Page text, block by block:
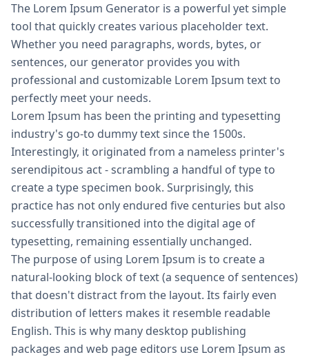
The Lorem Ipsum Generator is a powerful yet simple
tool that quickly creates various placeholder text.
Whether you need paragraphs, words, bytes, or
sentences, our generator provides you with
professional and customizable Lorem Ipsum text to
perfectly meet your needs.
Lorem Ipsum has been the printing and typesetting
industry's go-to dummy text since the 1500s.
Interestingly, it originated from a nameless printer's
serendipitous act - scrambling a handful of type to
create a type specimen book. Surprisingly, this
practice has not only endured five centuries but also
successfully transitioned into the digital age of
typesetting, remaining essentially unchanged.
The purpose of using Lorem Ipsum is to create a
natural-looking block of text (a sequence of sentences)
that doesn't distract from the layout. Its fairly even
distribution of letters makes it resemble readable
English. This is why many desktop publishing
packages and web page editors use Lorem Ipsum as